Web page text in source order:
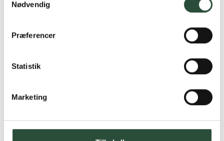
Nødvendig
Præferencer
Statistik
Marketing